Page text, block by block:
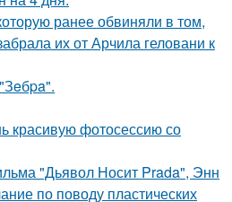
ранее обвиняли в том,
их от Арчила геловани к
красивую фотосессию со
"Дьявол Носит Prada", Энн
по поводу пластических